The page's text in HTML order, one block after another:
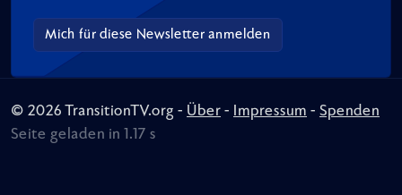
© 2026 TransitionTV.org - Über - Impressum - Spenden
Seite geladen in 1.17 s